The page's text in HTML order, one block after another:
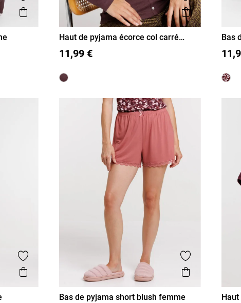
Ajouter aux favoris
Aperçu rapide Ajouter aux
Aperçu
S M
Haut de pyjama écorce col carré
11,99 € S
Bas
Ajouter aux favoris
Aperçu rapide Ajouter aux
Aperçu
Bas de pyjama short blush femme